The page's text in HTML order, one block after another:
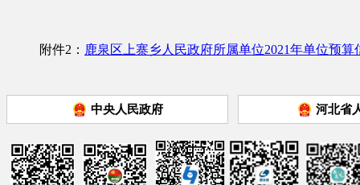
附件2： 鹿泉区上寨乡人民政府所属单位2021年单位预算